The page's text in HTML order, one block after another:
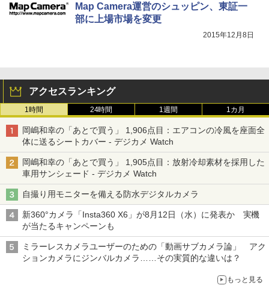
Map Camera運営のシュッピン、東証一
部に上場市場を変更
2015年12月8日
アクセスランキング
1時間 24時間 1週間 1カ月
岡嶋和幸の「あとで買う」 1,906点目：エアコンの冷風を座面全
体に送るシートカバー - デジカメ Watch
岡嶋和幸の「あとで買う」 1,905点目：放射冷却素材を採用した
車用サンシェード - デジカメ Watch
自撮り用モニターを備える防水デジタルカメラ
新360°カメラ「Insta360 X6」が8月12日（水）に発表か 実機
が当たるキャンペーンも
ミラーレスカメラユーザーのための「動画サブカメラ論」 アク
ションカメラにジンバルカメラ……その実質的な違いは？
もっと見る